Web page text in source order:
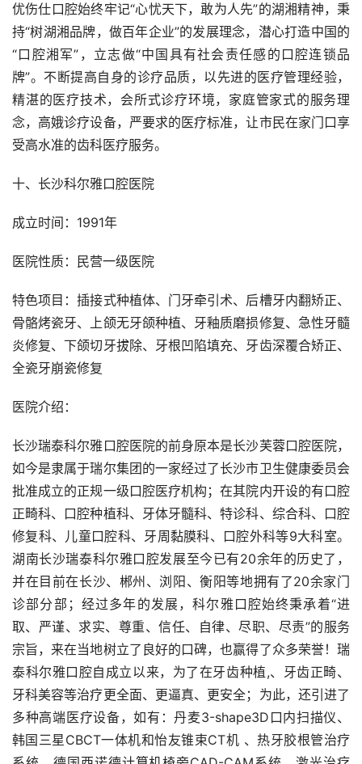
优伤仕口腔始终牢记“心忧天下，敢为人先”的湖湘精神，秉
持“树湖湘品牌，做百年企业”的发展理念，潜心打造中国的
“口腔湘军”，立志做“中国具有社会责任感的口腔连锁品
牌”。不断提高自身的诊疗品质，以先进的医疗管理经验，
精湛的医疗技术，会所式诊疗环境，家庭管家式的服务理
念，高娥诊疗设备，严要求的医疗标准，让市民在家门口享
受高水准的齿科医疗服务。
十、长沙科尔雅口腔医院
成立时间：1991年
医院性质：民营一级医院
特色项目：插接式种植体、门牙牵引术、后槽牙内翻矫正、
骨骼烤瓷牙、上颌无牙颌种植、牙釉质磨损修复、急性牙髓
炎修复、下颌切牙拔除、牙根凹陷填充、牙齿深覆合矫正、
全瓷牙崩瓷修复
医院介绍：
长沙瑞泰科尔雅口腔医院的前身原本是长沙芙蓉口腔医院，
如今是隶属于瑞尔集团的一家经过了长沙市卫生健康委员会
批准成立的正规一级口腔医疗机构；在其院内开设的有口腔
正畸科、口腔种植科、牙体牙髓科、特诊科、综合科、口腔
修复科、儿童口腔科、牙周黏膜科、口腔外科等9大科室。
湖南长沙瑞泰科尔雅口腔发展至今已有20余年的历史了，
并在目前在长沙、郴州、浏阳、衡阳等地拥有了20余家门
诊部分部；经过多年的发展，科尔雅口腔始终秉承着“进
取、严谨、求实、尊重、信任、自律、尽职、尽责”的服务
宗旨，来在当地树立了良好的口碑，也赢得了众多荣誉！瑞
泰科尔雅口腔自成立以来，为了在牙齿种植,、牙齿正畸、
牙科美容等治疗更全面、更逼真、更安全；为此，还引进了
多种高端医疗设备，如有：丹麦3-shape3D口内扫描仪、
韩国三星CBCT一体机和怡友锥束CT机 、热牙胶根管治疗